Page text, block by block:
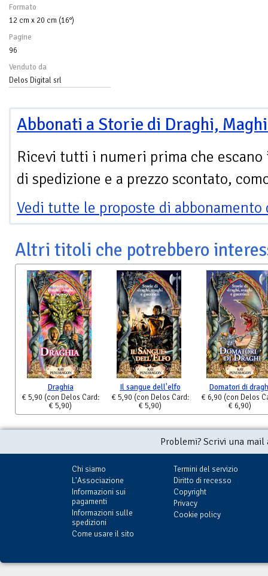
Formato
12 cm x 20 cm (16°)
Pagine
96
Venduto da
Delos Digital srl
Abbonati a Storie di Draghi,
Ricevi tutti i numeri prima che escano
di spedizione e a prezzo scontato,
Vedi tutte le proposte di
Altri titoli che potrebbero
Draghia
€ 5,90 (con Delos Card:
€ 5,90)
Il sangue dell'elfo
€ 5,90 (con Delos Card:
€ 5,90)
Domatori di
€ 6,90 (con Delos
€ 6,90)
Problemi? Scrivi una
Chi siamo
L'Associazione
Informazioni sui
pagamenti
Informazioni sulle
spedizioni
Come usare il sito
Termini del servizio
Diritto di recesso
Copyright
Privacy
Cookie policy